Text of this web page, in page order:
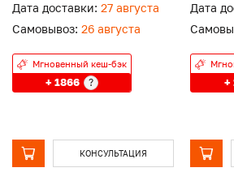
Дата доставки: 27 августа
Самовывоз: 26 августа
Мгновенный кеш-бэк
+ 1866 ?
КОНСУЛЬТАЦИЯ
Дата
+